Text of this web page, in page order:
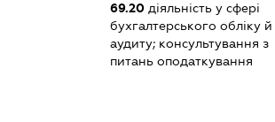
69.20 діяльність у сфері
бухгалтерського обліку й
аудиту; консультування з
питань оподаткування